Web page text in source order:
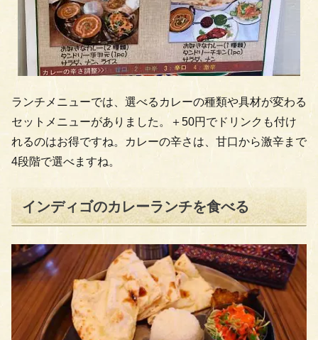
ランチメニューでは、選べるカレーの種類や具材が変わる
セットメニューがありました。＋50円でドリンクも付け
れるのはお得ですね。カレーの辛さは、甘口から激辛まで
4段階で選べますね。
インディゴのカレーランチを食べる